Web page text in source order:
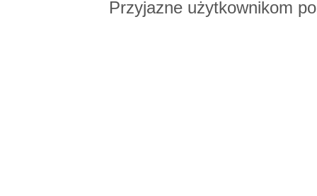
Przyjazne użytkownikom